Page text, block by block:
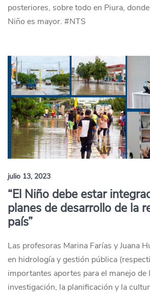
posteriores, sobre todo en Piura,
Niño es mayor. #NTS
julio 13, 2023
“El Niño debe estar
planes de desarrollo de la
país”
Las profesoras Marina Farías y Juana
en hidrología y gestión pública
importantes aportes para el manejo de
investigación, la planificación y la